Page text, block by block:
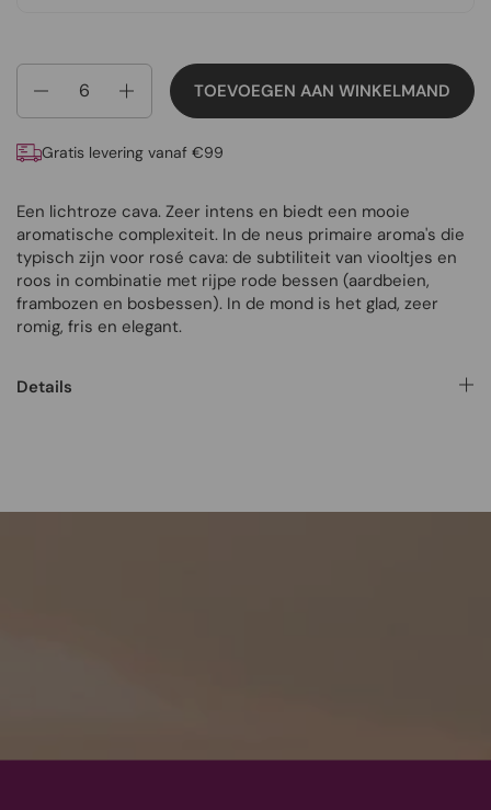
Aantal
TOEVOEGEN AAN WINKELMAND
Gratis levering vanaf €99
Een lichtroze cava. Zeer intens en biedt een mooie
aromatische complexiteit. In de neus primaire aroma's die
typisch zijn voor rosé cava: de subtiliteit van viooltjes en
roos in combinatie met rijpe rode bessen (aardbeien,
frambozen en bosbessen). In de mond is het glad, zeer
romig, fris en elegant.
Details